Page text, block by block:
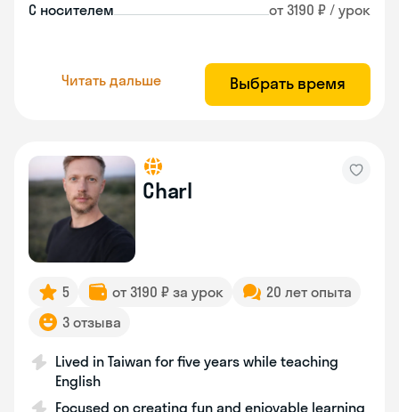
С носителем от 3190 ₽ / урок
Читать дальше Выбрать время
Charl
5 от 3190 ₽ за урок
20 лет опыта
3 отзыва
Lived in Taiwan for five years while teaching
English
Focused on creating fun and enjoyable learning